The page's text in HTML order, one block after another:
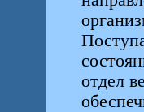
отдел